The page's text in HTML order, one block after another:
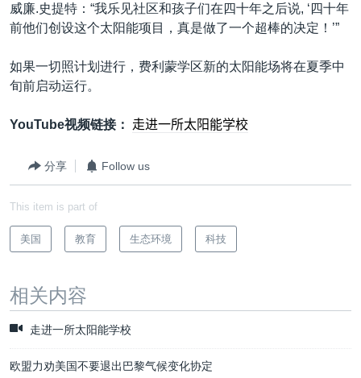
威廉.史提特：“我乐见社区和孩子们在四十年之后说, ‘四十年
前他们创设这个太阳能项目，真是做了一个超棒的决定！’”
如果一切照计划进行，费利蒙学区新的太阳能场将在夏季中
旬前启动运行。
YouTube视频链接： 走进一所太阳能学校
分享 Follow us
This item is part of
美国 教育 生态环境 科技
相关内容
走进一所太阳能学校
欧盟力劝美国不要退出巴黎气候变化协定